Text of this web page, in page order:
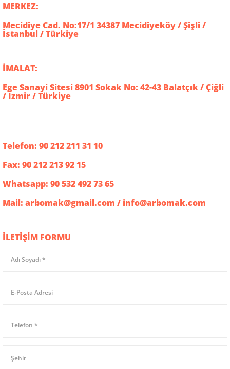
MERKEZ:
Mecidiye Cad. No:17/1 34387 Mecidiyeköy / Şişli /
İstanbul / Türkiye
İMALAT:
Ege Sanayi Sitesi 8901 Sokak No: 42-43 Balatçık / Çiğli
/ İzmir / Türkiye
Telefon: 90 212 211 31 10
Fax: 90 212 213 92 15
Whatsapp: 90 532 492 73 65
Mail: arbomak@gmail.com / info@arbomak.com
İLETİŞİM FORMU